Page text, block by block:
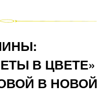
В ЦВЕТЕ»
В НОВОЙ